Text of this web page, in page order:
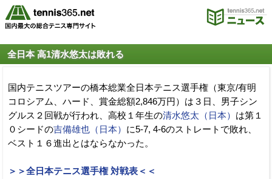
全日本 高1清水悠太は敗れる
国内テニスツアーの橋本総業全日本テニス選手権（東京/有明
コロシアム、ハード、賞金総額2,846万円）は３日、男子シン
グルス２回戦が行われ、高校１年生の清水悠太（日本） は第１
０シードの吉備雄也（日本） に5-7, 4-6のストレートで敗れ、
ベスト１６進出とはならなかった。
＞＞全日本テニス選手権 対戦表＜＜